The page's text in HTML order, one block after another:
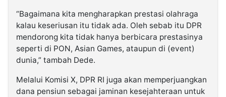
“Bagaimana kita mengharapkan prestasi olahraga
kalau keseriusan itu tidak ada. Oleh sebab itu DPR
mendorong kita tidak hanya berbicara prestasinya
seperti di PON, Asian Games, ataupun di (event)
dunia,” tambah Dede.
Melalui Komisi X, DPR RI juga akan memperjuangkan
dana pensiun sebagai jaminan kesejahteraan untuk